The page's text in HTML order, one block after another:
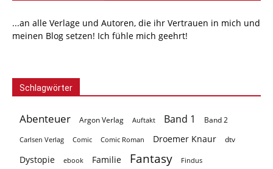
...an alle Verlage und Autoren, die ihr Vertrauen in mich und
meinen Blog setzen! Ich fühle mich geehrt!
Schlagwörter
Abenteuer Argon Verlag Auftakt Band 1 Band 2
Carlsen Verlag Comic Comic Roman Droemer Knaur dtv
Dystopie ebook Familie Fantasy Findus